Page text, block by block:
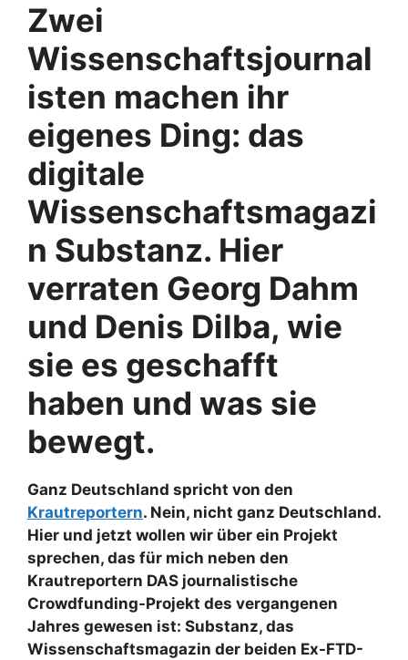
Zwei
Wissenschaftsjournal
isten machen ihr
eigenes Ding: das
digitale
Wissenschaftsmagazi
n Substanz. Hier
verraten Georg Dahm
und Denis Dilba, wie
sie es geschafft
haben und was sie
bewegt.
Ganz Deutschland spricht von den
Krautreportern. Nein, nicht ganz Deutschland.
Hier und jetzt wollen wir über ein Projekt
sprechen, das für mich neben den
Krautreportern DAS journalistische
Crowdfunding-Projekt des vergangenen
Jahres gewesen ist: Substanz, das
Wissenschaftsmagazin der beiden Ex-FTD-